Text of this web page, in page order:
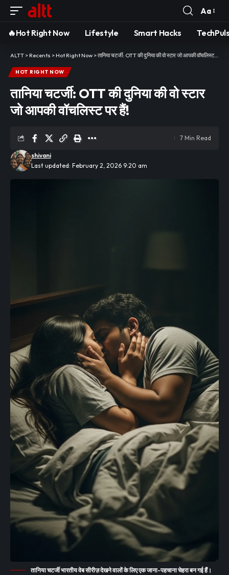
Font
Resizer
Aa
🔥Hot Right Now Lifestyle Smart Hacks
ALTT > Recents > Hot Right Now >तानिया चटर्जी: OTT की दुनिया की वो स्टार जो आपकी वॉचलिस्ट पर हैं!
HOT RIGHT NOW
तानिया चटर्जी: OTT की दुनिया की वो स्टार
जो आपकी वॉचलिस्ट पर हैं!
Last updated: February 2, 2026 9:20 am
shivani
7 Min Read
तानिया चटर्जी भारतीय वेब सीरीज़ देखने वालों के लिए एक जाना-पहचाना चेहरा बन गई हैं।